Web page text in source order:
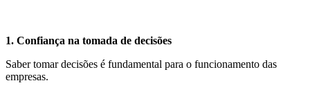
1. Confiança na tomada de decisões
Saber tomar decisões é fundamental para o funcionamento das
empresas.